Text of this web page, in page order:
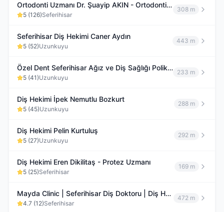
Ortodonti Uzmanı Dr. Şuayip AKIN - Ortodontik Tedavi - Şeffaf Plak Tedavisi (invisalign)
5 (126)Seferihisar
308 m
Seferihisar Diş Hekimi Caner Aydın
5 (52)Uzunkuyu
443 m
Özel Dent Seferihisar Ağız ve Diş Sağlığı Polikliniği - Dt. Hüseyin Anıl Banazlı
5 (41)Uzunkuyu
233 m
Diş Hekimi İpek Nemutlu Bozkurt
5 (45)Uzunkuyu
288 m
Diş Hekimi Pelin Kurtuluş
5 (27)Uzunkuyu
292 m
Diş Hekimi Eren Dikilitaş - Protez Uzmanı
5 (25)Seferihisar
169 m
Mayda Clinic | Seferihisar Diş Doktoru | Diş Hekimi Seferihisar, implant, zirkonyum, kanal tedavisi
4.7 (12)Seferihisar
472 m